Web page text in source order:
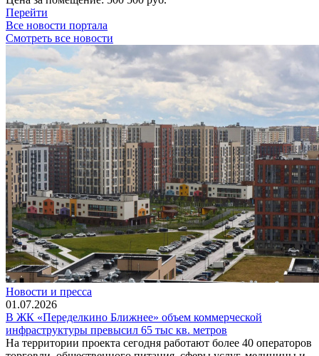
Перейти
Все новости портала
Смотреть все новости
Новости и пресса
01.07.2026
В ЖК «Переделкино Ближнее» объем коммерческой
инфраструктуры превысил 65 тыс кв. метров
На территории проекта сегодня работают более 40 операторов